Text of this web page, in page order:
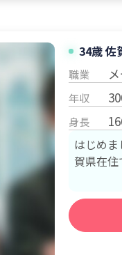
34歳 佐
職業
年収
身長
はじめまして。 コウ
賀県在